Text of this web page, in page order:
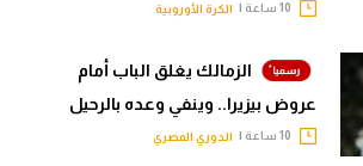
الكرة الأوروبية
الزمالك يغلق الباب أمام
عروض بيزيرا.. وينفي وعده بالرحيل
الدوري المصري